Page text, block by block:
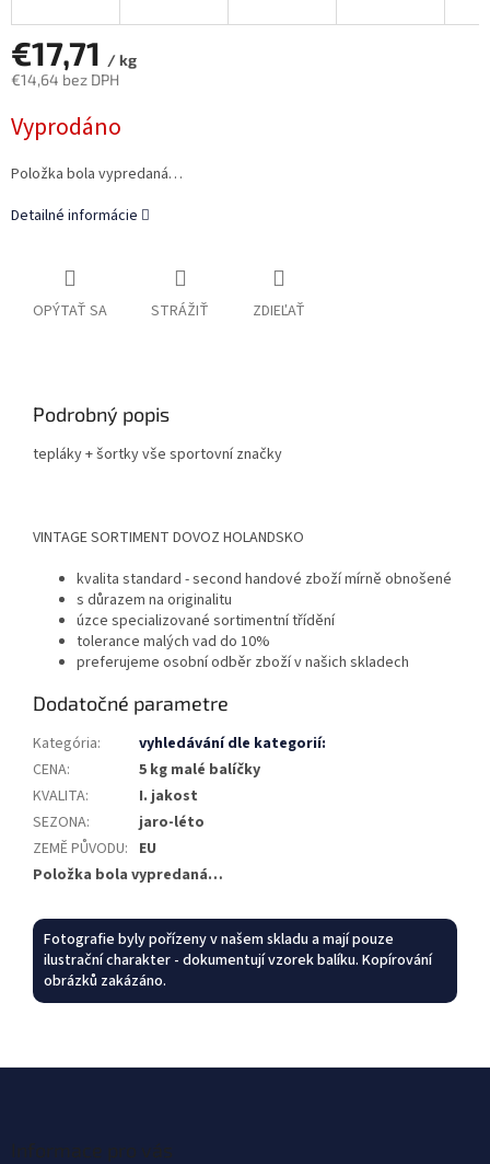
€17,71 / kg
€14,64 bez DPH
cena:
Vyprodáno
Položka bola vypredaná…
Detailné informácie
OPÝTAŤ SA STRÁŽIŤ ZDIEĽAŤ
Podrobný popis
tepláky + šortky vše sportovní značky
VINTAGE SORTIMENT DOVOZ HOLANDSKO
kvalita standard - second handové zboží mírně obnošené
s důrazem na originalitu
úzce specializované sortimentní třídění
tolerance malých vad do 10%
preferujeme osobní odběr zboží v našich skladech
Dodatočné parametre
Kategória:
vyhledávání dle kategorií:
CENA:
5 kg malé balíčky
KVALITA:
I. jakost
SEZONA:
jaro-léto
ZEMĚ PŮVODU: EU
Položka bola vypredaná…
Fotografie byly pořízeny v našem skladu a mají pouze
ilustrační charakter - dokumentují vzorek balíku. Kopírování
obrázků zakázáno.
Informace pro vás